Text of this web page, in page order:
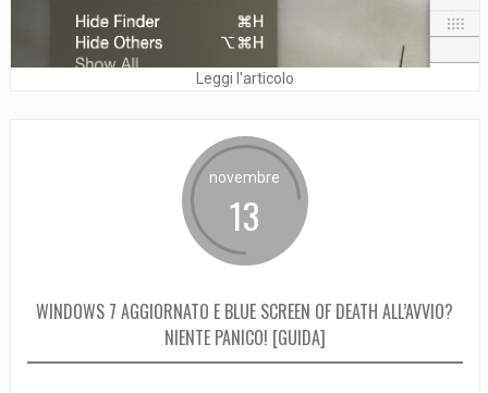
Leggi l'articolo
novembre
13
WINDOWS 7 AGGIORNATO E BLUE SCREEN OF DEATH ALL’AVVIO?
NIENTE PANICO! [GUIDA]